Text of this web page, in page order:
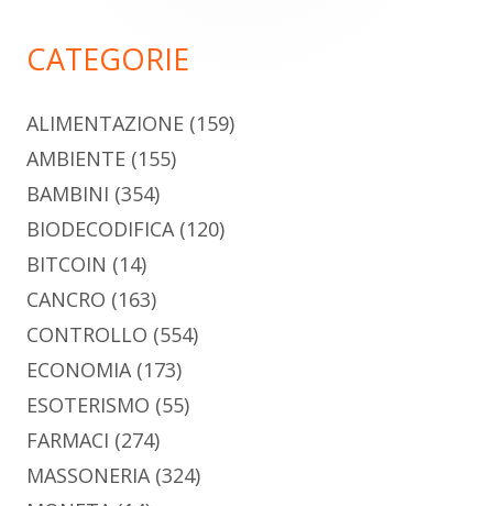
CATEGORIE
ALIMENTAZIONE (159)
AMBIENTE (155)
BAMBINI (354)
BIODECODIFICA(120)
BITCOIN (14)
CANCRO (163)
CONTROLLO (554)
ECONOMIA(173)
ESOTERISMO (55)
FARMACI (274)
MASSONERIA(324)